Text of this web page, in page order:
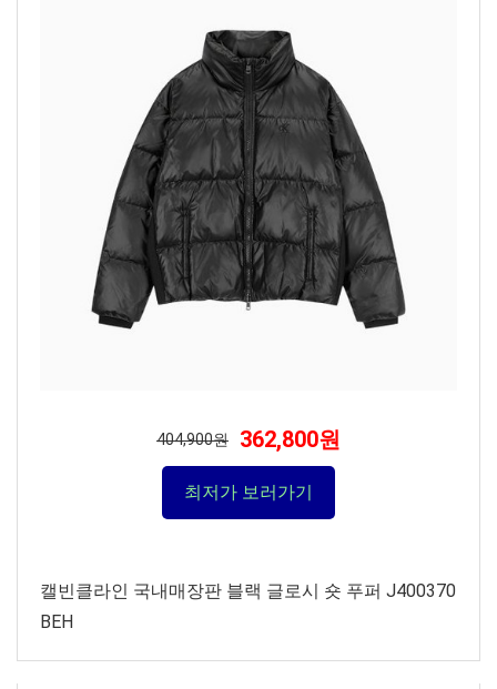
404,900원 362,800원
최저가 보러가기
캘빈클라인 국내매장판 블랙 글로시 숏 푸퍼 J400370
BEH